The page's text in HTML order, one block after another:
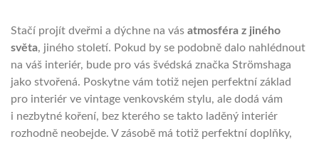
Stačí projít dveřmi a dýchne na vás atmosféra z jiného
světa, jiného století. Pokud by se podobně dalo nahlédnout
na váš interiér, bude pro vás švédská značka Strömshaga
jako stvořená. Poskytne vám totiž nejen perfektní základ
pro interiér ve vintage venkovském stylu, ale dodá vám
i nezbytné koření, bez kterého se takto laděný interiér
rozhodně neobejde. V zásobě má totiž perfektní doplňky,